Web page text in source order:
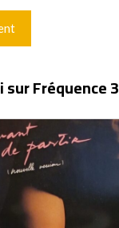
Fréquence 3